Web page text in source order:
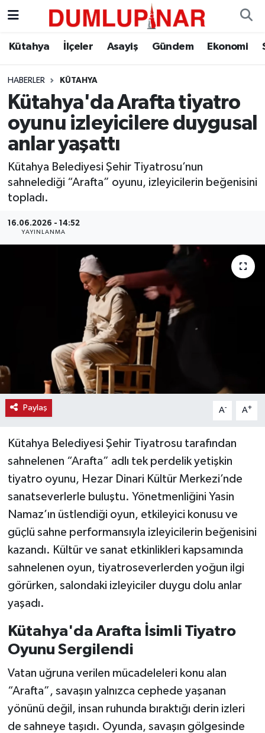
Kütahya İlçeler Asayiş Gündem Ekonomi
HABERLER KÜTAHYA
Kütahya'da Arafta tiyatro
oyunu izleyicilere duygusal
anlar yaşattı
Kütahya Belediyesi Şehir Tiyatrosu’nun
sahnelediği “Arafta” oyunu, izleyicilerin beğenisini
topladı.
16.06.2026 - 14:52
YAYINLANMA
Paylaş A- A+
Kütahya Belediyesi Şehir Tiyatrosu tarafından
sahnelenen “Arafta” adlı tek perdelik yetişkin
tiyatro oyunu, Hezar Dinari Kültür Merkezi’nde
sanatseverlerle buluştu. Yönetmenliğini Yasin
Namaz’ın üstlendiği oyun, etkileyici konusu ve
güçlü sahne performansıyla izleyicilerin beğenisini
kazandı. Kültür ve sanat etkinlikleri kapsamında
sahnelenen oyun, tiyatroseverlerden yoğun ilgi
görürken, salondaki izleyiciler duygu dolu anlar
yaşadı.
Kütahya'da Arafta İsimli Tiyatro
Oyunu Sergilendi
Vatan uğruna verilen mücadeleleri konu alan
“Arafta”, savaşın yalnızca cephede yaşanan
yönünü değil, insan ruhunda bıraktığı derin izleri
de sahneye taşıdı. Oyunda, savaşın gölgesinde
Asayiş
Diğer
Dünya
Eğitim
Ekonomi
Eleman
Emlak
Haber İlanlar
Kültür-Sanat
Magazin
Resmi İlanlar
Sağlık
Seri İlan
Siyaset
Spor
Vasıta
Yaşam
Kütahya Hava Durumu
Kütahya Trafik Yoğunluk Haritası
Süper Lig Puan Durumu ve Fikstür
Tüm Manşetler
Son Dakika Haberleri
Haber Arşivi